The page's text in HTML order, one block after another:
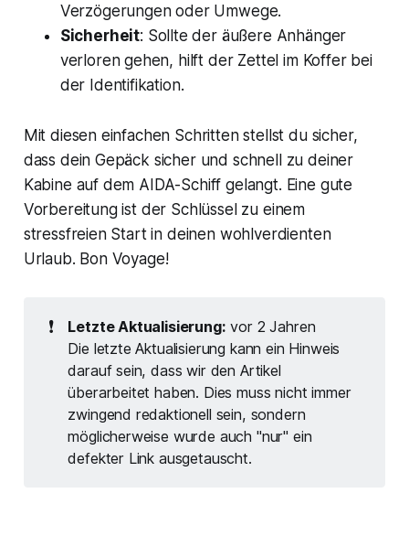
Verzögerungen oder Umwege.
Sicherheit: Sollte der äußere Anhänger
verloren gehen, hilft der Zettel im Koffer bei
der Identifikation.
Mit diesen einfachen Schritten stellst du sicher,
dass dein Gepäck sicher und schnell zu deiner
Kabine auf dem AIDA-Schiff gelangt. Eine gute
Vorbereitung ist der Schlüssel zu einem
stressfreien Start in deinen wohlverdienten
Urlaub. Bon Voyage!
❗ Letzte Aktualisierung: vor 2 Jahren
Die letzte Aktualisierung kann ein Hinweis
darauf sein, dass wir den Artikel
überarbeitet haben. Dies muss nicht immer
zwingend redaktionell sein, sondern
möglicherweise wurde auch "nur" ein
defekter Link ausgetauscht.